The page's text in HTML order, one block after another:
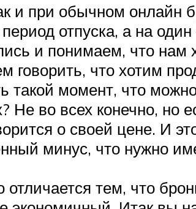
и при обычном онлайн
отпуска, а на
и понимаем, что нам
что хотим
такой момент, что
Не во всех конечно, но
о своей цене. И
минус, что нужно
тем, что